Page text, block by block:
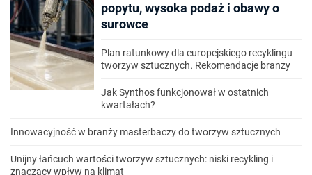
popytu, wysoka podaż i obawy o
surowce
Plan ratunkowy dla europejskiego recyklingu
tworzyw sztucznych. Rekomendacje branży
Jak Synthos funkcjonował w ostatnich
kwartałach?
Innowacyjność w branży masterbaczy do tworzyw sztucznych
Unijny łańcuch wartości tworzyw sztucznych: niski recykling i
znaczący wpływ na klimat